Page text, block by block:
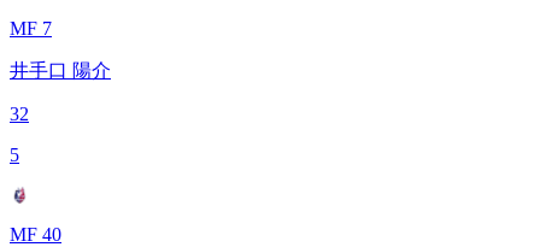
MF 7
井手口 陽介
32
5
MF 40